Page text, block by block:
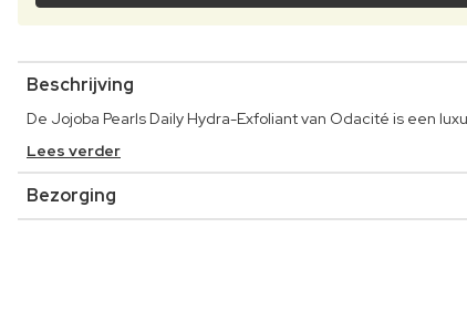
Beschrijving
De Jojoba Pearls Daily Hydra-Exfoliant van Odacité is een
Lees verder
Bezorging